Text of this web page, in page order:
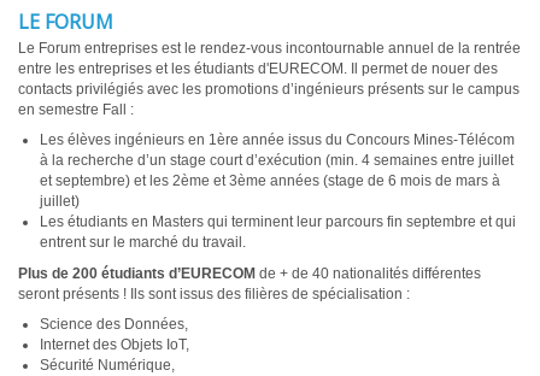
LE FORUM
Le Forum entreprises est le rendez-vous incontournable annuel de la rentrée
entre les entreprises et les étudiants d'EURECOM. Il permet de nouer des
contacts privilégiés avec les promotions d’ingénieurs présents sur le campus
en semestre Fall :
Les élèves ingénieurs en 1ère année issus du Concours Mines-Télécom
à la recherche d’un stage court d’exécution (min. 4 semaines entre juillet
et septembre) et les 2ème et 3ème années (stage de 6 mois de mars à
juillet)
Les étudiants en Masters qui terminent leur parcours fin septembre et qui
entrent sur le marché du travail.
Plus de 200 étudiants d’EURECOM de + de 40 nationalités différentes
seront présents ! Ils sont issus des filières de spécialisation :
Science des Données,
Internet des Objets IoT,
Sécurité Numérique,